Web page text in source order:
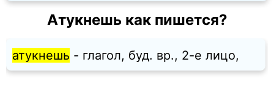
Атукнешь как пишется?
атукнешь - глагол, буд. вр., 2-е лицо,